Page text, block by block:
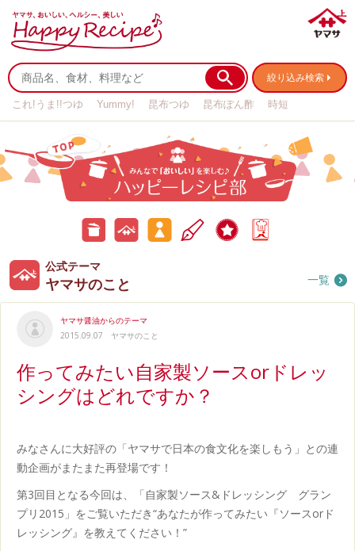
絞り込み検索
これ!うま!!つゆ Yummy! 昆布つゆ 昆布ぽん酢
時短
公
テ
料
公
テ
こ
と
ブ
書
公式テーマ
ヤマサのこと 一覧
ヤマサ醤油からのテーマ
2015.09.07
ヤマサのこと
作ってみたい自家製ソースorドレッ
シングはどれですか？
みなさんに大好評の「ヤマサで日本の食文化を楽しもう」との連
動企画がまたまた再登場です！
第3回目となる今回は、「自家製ソース&ドレッシング グラン
プリ2015」をご覧いただき“あなたが作ってみたい『ソースorド
レッシング』を教えてください！”